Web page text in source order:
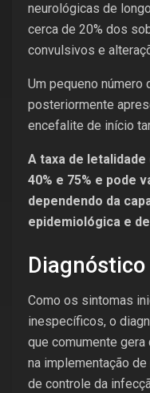
neurológicas de
cerca de 20% dos
convulsivos e
Um pequeno
posteriormente
encefalite de início
A taxa de
40% e 75% e pode
dependendo da
epidemiológica e
Diagnóstico
Como os sintomas
inespecíficos, o
que comumente
na implementação
de controle da